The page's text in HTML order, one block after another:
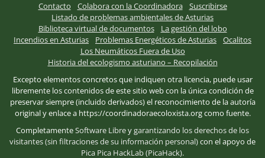
Contacto Colabora con la Coordinadora
Suscribirse
Listado de problemas ambientales de Asturias
Biblioteca virtual de documentos
La gestión del lobo
Incendios en Asturias
Problemas Energéticos de Asturias
Ocalitos
Los Neumáticos Fuera de Uso
Historia del ecologismo asturiano – Recopilación
Excepto elementos concretos que indiquen otra licencia, puede usar
libremente los contenidos de este sitio web con la única condición de
preservar siempre (incluido derivados) el reconocimiento de la autoría
original y enlace a https://coordinadoraecoloxista.org como fuente.
CompletamenteSoftware Libreygarantizando los derechos de los
visitantes (sin filtraciones de su información personal)con el apoyo de
Pica Pica HackLab (PicaHack).